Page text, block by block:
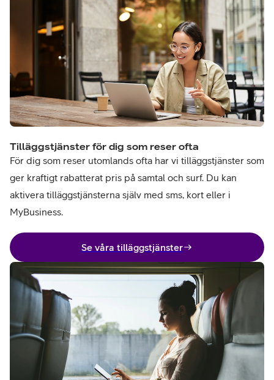
Tilläggstjänster för dig som reser ofta
För dig som reser utomlands ofta har vi tilläggstjänster som
ger kraftigt rabatterat pris på samtal och surf. Du kan
aktivera tilläggstjänsterna själv med sms, kort eller i
MyBusiness.
Se våra tilläggstjänster